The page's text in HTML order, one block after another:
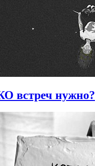
встреч нужно?